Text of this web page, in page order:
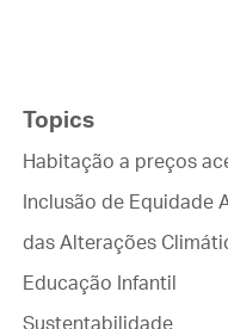
Topics
Habitação a preços
Inclusão de Equidade
das Alterações
Educação Infantil
Sustentabilidade